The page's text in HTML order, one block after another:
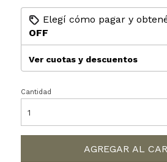
Elegí cómo pagar y
OFF
Ver cuotas y descuentos
Cantidad
AGREGAR AL